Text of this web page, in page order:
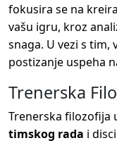
fokusira se na
vašu igru, kroz
snaga. U vezi s tim,
postizanje uspeha
Trenerska
Trenerska filozofija
timskog rada i